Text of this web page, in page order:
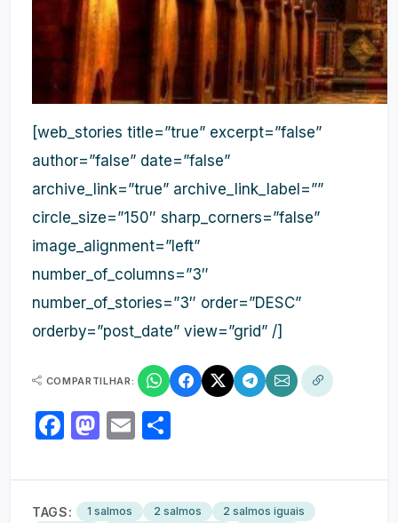
[web_stories title=”true” excerpt=”false”
author=”false” date=”false”
archive_link=”true” archive_link_label=””
circle_size=”150″ sharp_corners=”false”
image_alignment=”left”
number_of_columns=”3″
number_of_stories=”3″ order=”DESC”
orderby=”post_date” view=”grid” /]
COMPARTILHAR:
Facebook
Mastodon
Email
TAGS: 1 salmos 2 salmos
2 salmos iguais